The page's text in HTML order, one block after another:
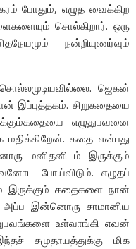
போதும், எழுத வைக்கிற
சொல்கிறார். ஒரு
நன்றியுணர்வும்
ஜெகன்
இப்புத்தகம். சிறுகதையை
எழுதுபவனை
மதிக்கிறேன். கதை என்பது
மனிதனிடம் இருக்கும்
போய்விடும். எழுதப்
இருக்கும் கதைகளை நான்
அப்ப இன்னொரு சாமானிய
உள்வாங்கி எவன்
சமுதாயத்துக்கு மிக